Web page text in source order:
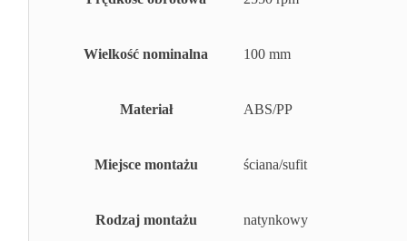
Wielkość nominalna 100 mm
Materiał ABS/PP
Miejsce montażu ściana/sufit
Rodzaj montażu natynkowy